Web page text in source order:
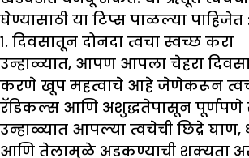
घेण्यासाठी या टिप्स पाळल्या पाहिजेत :
१. दिवसातून दोनदा त्वचा स्वच्छ करा
उन्हाळ्यात, आपण आपला चेहरा
करणे खूप महत्वाचे आहे जेणेकरून त्वचा
रॅडिकल्स आणि अशुद्धतेपासून पूर्णपणे
उन्हाळ्यात आपल्या त्वचेची छिद्रे
आणि तेलामुळे अडकण्याची शक्यता